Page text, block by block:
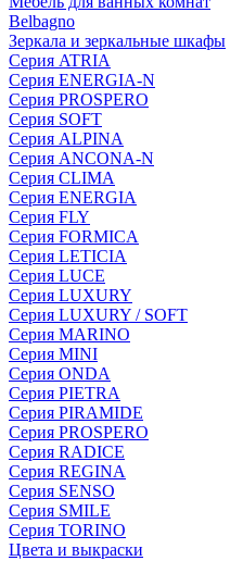
Belbagno
Зеркала и зеркальные шкафы
Серия ATRIA
Серия ENERGIA-N
Серия PROSPERO
Серия SOFT
Серия ALPINA
Серия ANCONA-N
Серия CLIMA
Серия ENERGIA
Серия FLY
Серия FORMICA
Серия LETICIA
Серия LUCE
Серия LUXURY
Серия LUXURY / SOFT
Серия MARINO
Серия MINI
Серия ONDA
Серия PIETRA
Серия PIRAMIDE
Серия PROSPERO
Серия RADICE
Серия REGINA
Серия SENSO
Серия SMILE
Серия TORINO
Цвета и выкраски